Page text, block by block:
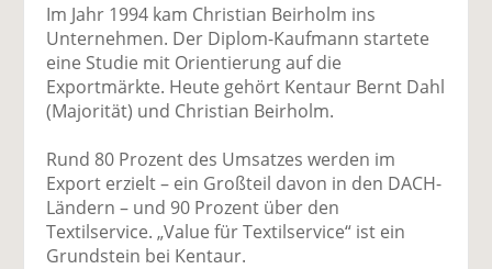
Im Jahr 1994 kam Christian Beirholm ins
Unternehmen. Der Diplom-Kaufmann startete
eine Studie mit Orientierung auf die
Exportmärkte. Heute gehört Kentaur Bernt Dahl
(Majorität) und Christian Beirholm.
Rund 80 Prozent des Umsatzes werden im
Export erzielt – ein Großteil davon in den DACH-
Ländern – und 90 Prozent über den
Textilservice. „Value für Textilservice“ ist ein
Grundstein bei Kentaur.